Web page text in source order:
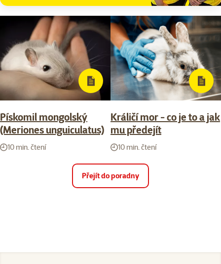
Pískomil mongolský
(Meriones unguiculatus)
10 min. čtení
Králičí mor - co je to a jak
mu předejít
10 min. čtení
Přejít do poradny